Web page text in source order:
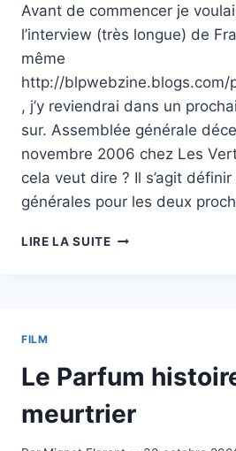
Avant de commencer je
l’interview (très longue) de
même
http://
, j’y reviendrai dans un
sur. Assemblée générale
novembre 2006 chez Les
cela veut dire ? Il s’agit
générales pour les deux
LIRE LA SUITEAPERÇU
FILM
Le Parfum
meurtrier